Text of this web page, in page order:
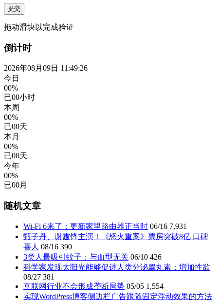
提交
拖动滑块以完成验证
倒计时
2026年08月09日 11:49:26
今日
00%
已00小时
本周
00%
已00天
本月
00%
已00天
今年
00%
已00月
随机文章
Wi-Fi 6来了：更新家里路由器正当时 06/16 7,931
甄子丹、谢霆锋主演！《怒火重案》票房突破8亿 口碑
喜人 08/16 390
3类人最吸引蚊子：与血型无关 06/10 426
科学家发现太阳光能够促进人类分泌睾丸素：增加性欲
08/27 381
互联网行业不会形成垄断局势 05/05 1,554
实现WordPress博客侧边栏广告跟随固定浮动效果的方法